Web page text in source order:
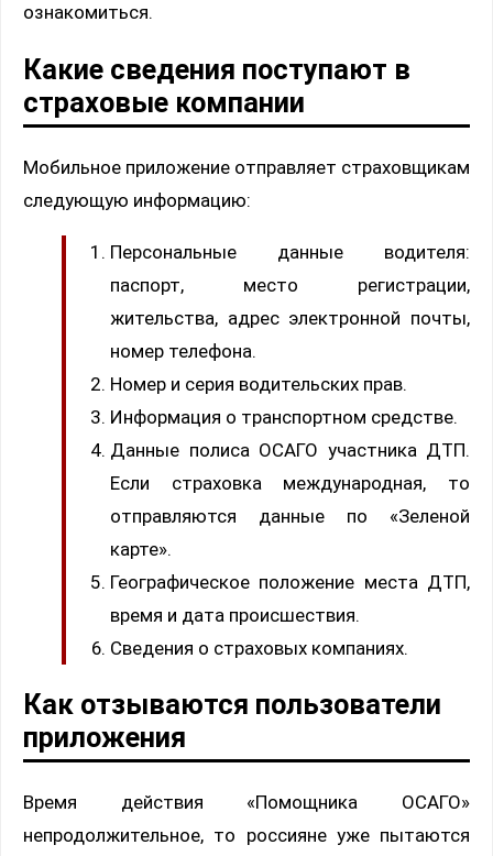
ознакомиться.
Какие сведения поступают в
страховые компании
Мобильное приложение отправляет страховщикам
следующую информацию:
Персональные данные водителя:
паспорт, место регистрации,
жительства, адрес электронной почты,
номер телефона.
Номер и серия водительских прав.
Информация о транспортном средстве.
Данные полиса ОСАГО участника ДТП.
Если страховка международная, то
отправляются данные по «Зеленой
карте».
Географическое положение места ДТП,
время и дата происшествия.
Сведения о страховых компаниях.
Как отзываются пользователи
приложения
Время действия «Помощника ОСАГО»
непродолжительное, то россияне уже пытаются